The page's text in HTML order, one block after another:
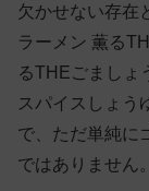
欠かせない存在
ラーメン 薫る
るTHEごましょ
スパイスしょう
で、ただ単純に
ではありません。